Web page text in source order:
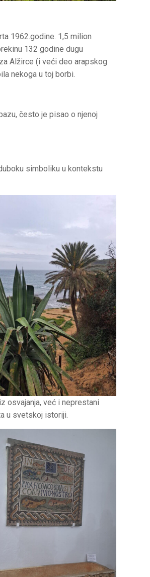
1962.godine. 1,5 milion
132 godine dugu
Alžirce (i veći deo arapskog
nekoga u toj borbi.
često je pisao o njenoj
simboliku u kontekstu
osvajanja, već i neprestani
u svetskoj istoriji.